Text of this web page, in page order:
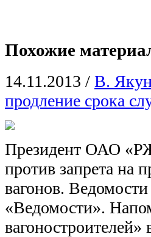
Похожие
14.11.2013 / В.
продление срока
Президент ОАО
против запрета на
вагонов.
«Ведомости».